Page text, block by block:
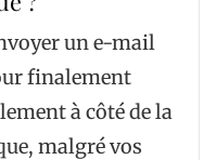
un e-mail
finalement
à côté de la
malgré vos